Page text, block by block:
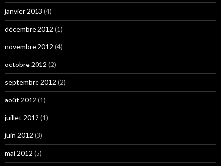
janvier 2013 (4)
décembre 2012 (1)
novembre 2012 (4)
octobre 2012 (2)
septembre 2012 (2)
août 2012 (1)
juillet 2012 (1)
juin 2012 (3)
mai 2012 (5)